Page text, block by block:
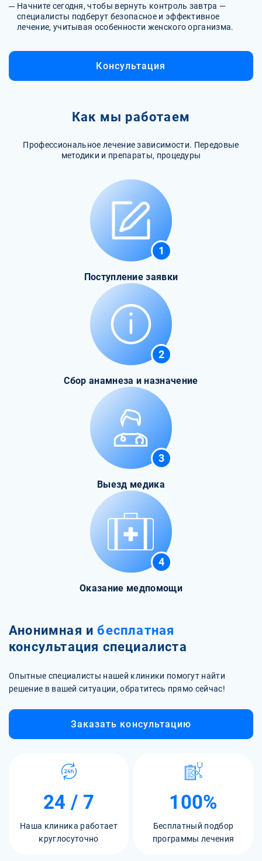
Начните сегодня, чтобы вернуть контроль завтра —
специалисты подберут безопасное и эффективное
лечение, учитывая особенности женского организма.
Консультация
Как мы работаем
Профессиональное лечение зависимости. Передовые
методики и препараты, процедуры
1
Поступление заявки
2
Сбор анамнеза и назначение
3
Выезд медика
4
Оказание медпомощи
Анонимная и бесплатная
консультация специалиста
Опытные специалисты нашей клиники помогут найти
решение в вашей ситуации, обратитесь прямо сейчас!
Заказать консультацию
24 / 7
Наша клиника работает
круглосуточно
100%
Бесплатный подбор
программы лечения